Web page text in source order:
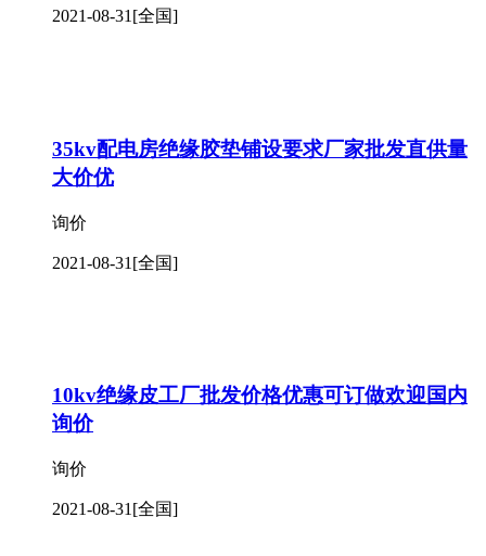
2021-08-31 [全国]
35kv配电房绝缘胶垫铺设要求厂家批发直供量
大价优
询价
2021-08-31 [全国]
10kv绝缘皮工厂批发价格优惠可订做欢迎国内
询价
询价
2021-08-31 [全国]